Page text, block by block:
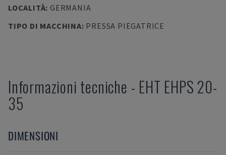
LOCALITÀ: GERMANIA
TIPO DI MACCHINA: PRESSA PIEGATRICE
Informazioni tecniche - EHT EHPS 20-
35
DIMENSIONI